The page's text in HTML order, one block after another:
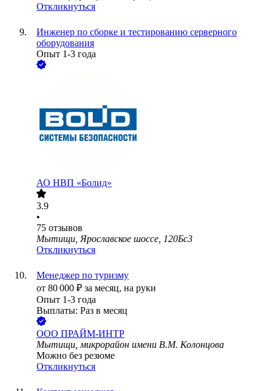
Откликнуться
Инженер по сборке и тестированию серверного
оборудования
Опыт 1-3 года
АО НВП «Болид»
3.9
•
75 отзывов
Мытищи, Ярославское шоссе, 120Бс3
Откликнуться
Менеджер по туризму
от 80 000 ₽ за месяц, на руки
Опыт 1-3 года
Выплаты: Раз в месяц
ООО ПРАЙМ-ИНТР
Мытищи, микрорайон имени В.М. Колонцова
Можно без резюме
Откликнуться